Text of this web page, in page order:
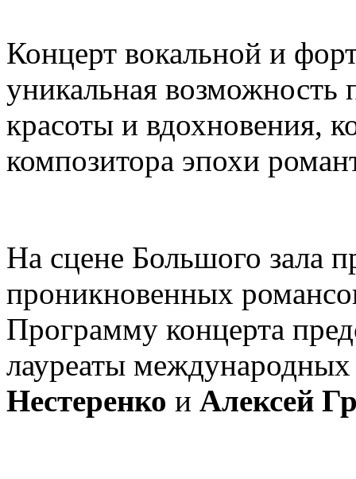
Концерт вокальной и
уникальная возможность
красоты и вдохновения,
композитора эпохи
На сцене Большого зала
проникновенных
Программу концерта
лауреаты
Нестеренко и Алексей